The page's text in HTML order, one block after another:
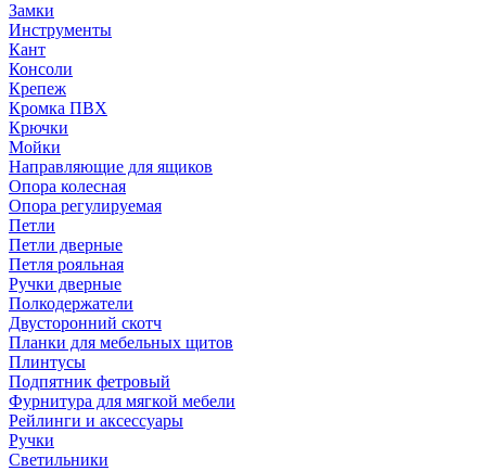
Замки
Инструменты
Кант
Консоли
Крепеж
Кромка ПВХ
Крючки
Мойки
Направляющие для ящиков
Опора колесная
Опора регулируемая
Петли
Петли дверные
Петля рояльная
Ручки дверные
Полкодержатели
Двусторонний скотч
Планки для мебельных щитов
Плинтусы
Подпятник фетровый
Фурнитура для мягкой мебели
Рейлинги и аксессуары
Ручки
Светильники